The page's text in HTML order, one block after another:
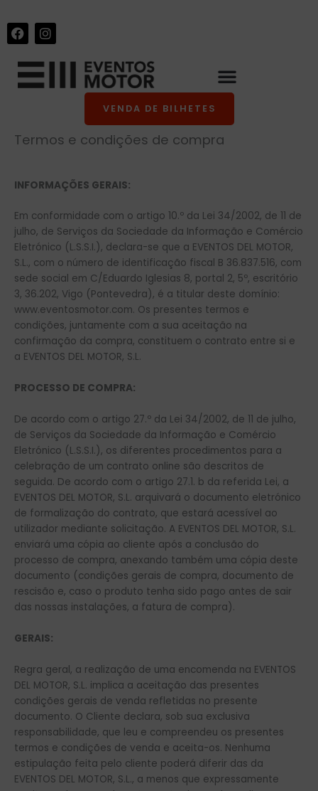
to
content
F
a
e
b
o
I
n
t
g
VENDA DE BILHETES
Termos e condições de compra
INFORMAÇÕES GERAIS:
Em conformidade com o artigo 10.º da Lei 34/2002, de 11 de
julho, de Serviços da Sociedade da Informação e Comércio
Eletrónico (L.S.S.I.), declara-se que a EVENTOS DEL MOTOR,
S.L., com o número de identificação fiscal B 36.837.516, com
sede social em C/Eduardo Iglesias 8, portal 2, 5º, escritório
3, 36.202, Vigo (Pontevedra), é a titular deste domínio:
www.eventosmotor.com. Os presentes termos e
condições, juntamente com a sua aceitação na
confirmação da compra, constituem o contrato entre si e
a EVENTOS DEL MOTOR, S.L.
PROCESSO DE COMPRA:
De acordo com o artigo 27.º da Lei 34/2002, de 11 de julho,
de Serviços da Sociedade da Informação e Comércio
Eletrónico (L.S.S.I.), os diferentes procedimentos para a
celebração de um contrato online são descritos de
seguida. De acordo com o artigo 27.1. b da referida Lei, a
EVENTOS DEL MOTOR, S.L. arquivará o documento eletrónico
de formalização do contrato, que estará acessível ao
utilizador mediante solicitação. A EVENTOS DEL MOTOR, S.L.
enviará uma cópia ao cliente após a conclusão do
processo de compra, anexando também uma cópia deste
documento (condições gerais de compra, documento de
rescisão e, caso o produto tenha sido pago antes de sair
das nossas instalações, a fatura de compra).
GERAIS:
Regra geral, a realização de uma encomenda na EVENTOS
DEL MOTOR, S.L. implica a aceitação das presentes
condições gerais de venda refletidas no presente
documento. O Cliente declara, sob sua exclusiva
responsabilidade, que leu e compreendeu os presentes
termos e condições de venda e aceita-os. Nenhuma
estipulação feita pelo cliente poderá diferir das da
EVENTOS DEL MOTOR, S.L., a menos que expressamente